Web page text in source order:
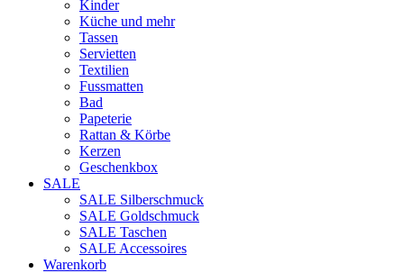
Kinder
Küche und mehr
Tassen
Servietten
Textilien
Fussmatten
Bad
Papeterie
Rattan & Körbe
Kerzen
Geschenkbox
SALE
SALE Silberschmuck
SALE Goldschmuck
SALE Taschen
SALE Accessoires
Warenkorb